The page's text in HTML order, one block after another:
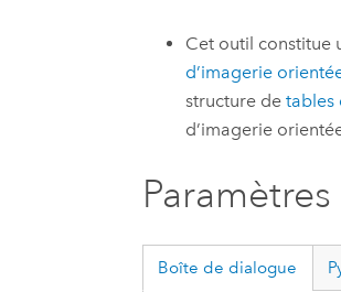
Cet outil constitue
d’imagerie
structure de tables
d’imagerie
Paramètres
Boîte de dialogue